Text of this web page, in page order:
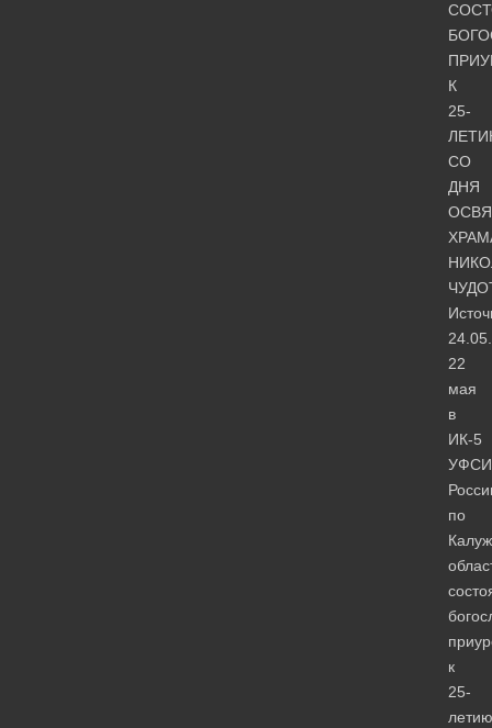
К
25-
СО
ДНЯ
22
мая
в
ИК-5
по
к
25-
летию